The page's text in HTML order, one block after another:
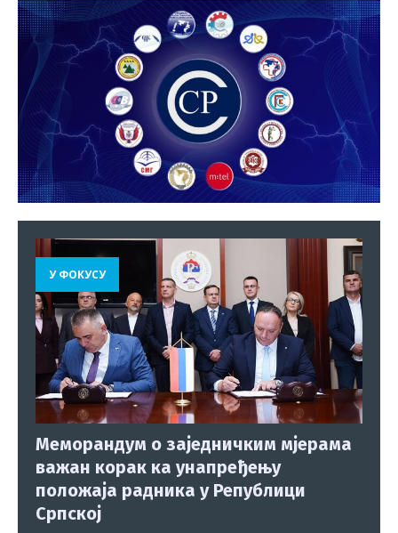
У ФОКУСУ
Меморандум о заједничким мјерама
важан корак ка унапређењу
положаја радника у Републици
Српској